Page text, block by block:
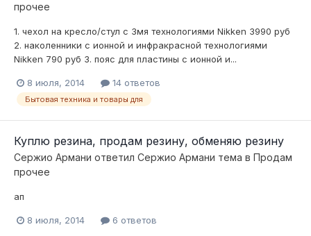
прочее
1. чехол на кресло/стул с 3мя технологиями Nikken 3990 руб
2. наколенники с ионной и инфракрасной технологиями
Nikken 790 руб 3. пояс для пластины с ионной и...
8 июля, 2014 14 ответов
Бытовая техника и товары для
Куплю резина, продам резину, обменяю резину
Сержио Армани ответил Сержио Армани тема в Продам
прочее
ап
8 июля, 2014 6 ответов